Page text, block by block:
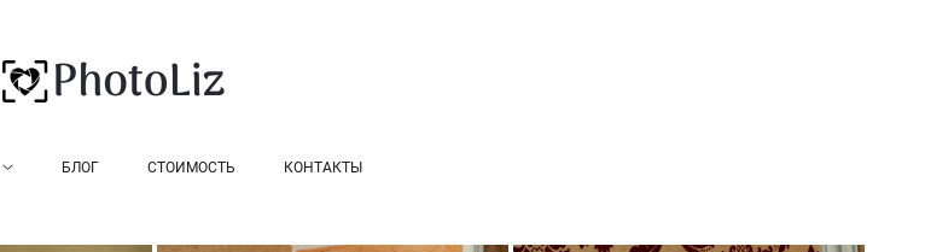
БЛОГ СТОИМОСТЬ КОНТАКТЫ